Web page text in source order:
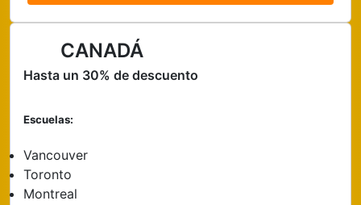
CANADÁ
Hasta un 30% de descuento
Escuelas:
Vancouver
Toronto
Montreal